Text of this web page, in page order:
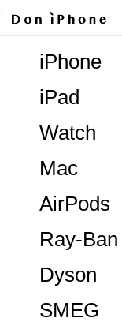
;
Dyson
AirPods
Ray-Ban
SMEG
Mac
Watch
iPad
iPhone